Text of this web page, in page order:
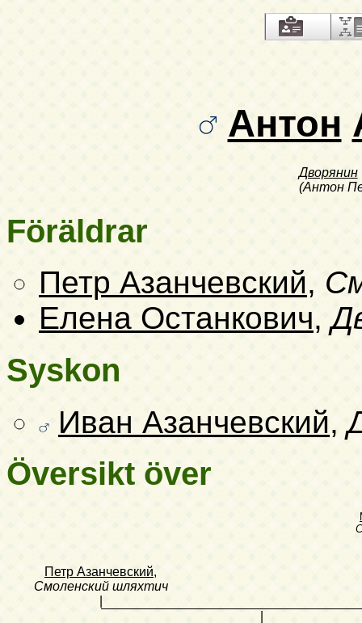
Антон
Дворянин
(Антон
Föräldrar
Петр Азанчевский,
Елена Останкович,
Syskon
Иван Азанчевский,
Översikt över
Петр Азанчевский,
Смоленский шляхтич